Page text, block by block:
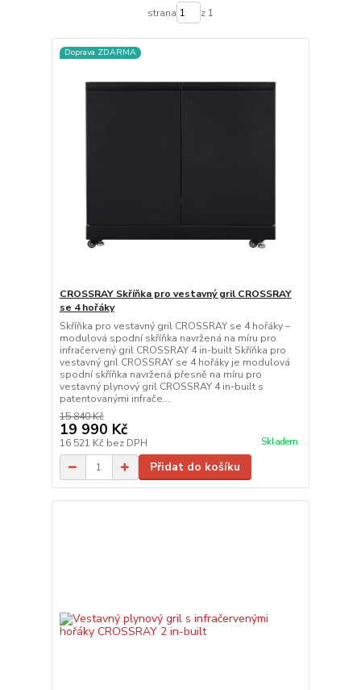
strana z 1
Doprava ZDARMA
CROSSRAY Skříňka pro vestavný gril CROSSRAY
se 4 hořáky
Skříňka pro vestavný gril CROSSRAY se 4 hořáky –
modulová spodní skříňka navržená na míru pro
infračervený gril CROSSRAY 4 in-built Skříňka pro
vestavný gril CROSSRAY se 4 hořáky je modulová
spodní skříňka navržená přesně na míru pro
vestavný plynový gril CROSSRAY 4 in-built s
patentovanými infrače...
15 840 Kč
19 990 Kč
16 521 Kč bez DPH Skladem
Přidat do košíku